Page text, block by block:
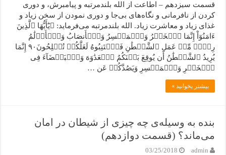
قسمت سیزدهم – اطاعت از الله بلندمرتبه و پیامبرش، و دوری
کردن از نافرمانی و نگاه‌های بی‌جا و دوری نمودن از سخن زیاد و
غذای زیاد و معاشرت زیاد. الله بلندمرتبه می‌فرماید: ﴿یَٰٓأَیُّهَا ٱلَّذِینَ
ءَامَنُوٓاْ إِنَّمَا ٱلۡخَمۡرُ وَٱلۡمَیۡسِرُ وَٱلۡأَنصَابُ وَٱلۡأَزۡلَٰمُ
رِجۡسٞ مِّنۡ عَمَلِ ٱلشَّیۡطَٰنِ فَٱجۡتَنِبُوهُ لَعَلَّکُمۡ تُفۡلِحُونَ٩٠ إِنَّمَا
یُرِیدُ ٱلشَّیۡطَٰنُ أَن یُوقِعَ بَیۡنَکُمُ ٱلۡعَدَٰوَهَ وَٱلۡبَغۡضَآءَ فِی
ٱلۡخَمۡرِ وَٱلۡمَیۡسِرِ وَیَصُدَّکُمۡ عَن …
بیشتر بخوانید »
بنده به وسیله‌ی چه چیزی از شیطان در امان
می‌ماند؟ (قسمت دوازدهم)
admin
03/25/2018